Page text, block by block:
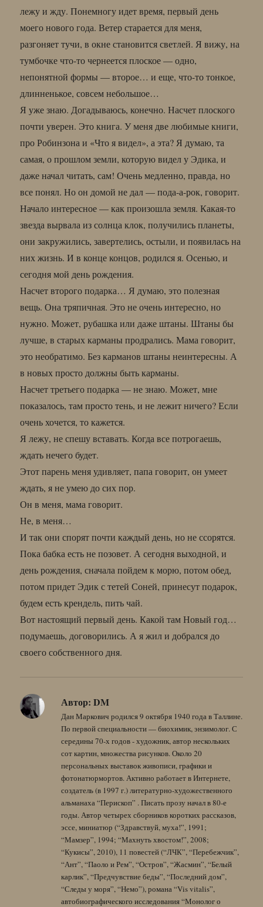
лежу и жду. Понемногу идет время, первый день
моего нового года. Ветер старается для меня,
разгоняет тучи, в окне становится светлей. Я вижу, на
тумбочке что-то чернеется плоское — одно,
непонятной формы — второе… и еще, что-то тонкое,
длинненькое, совсем небольшое…
Я уже знаю. Догадываюсь, конечно. Насчет плоского
почти уверен. Это книга. У меня две любимые книги,
про Робинзона и «Что я видел», а эта? Я думаю, та
самая, о прошлом земли, которую видел у Эдика, и
даже начал читать, сам! Очень медленно, правда, но
все понял. Но он домой не дал — пода-а-рок, говорит.
Начало интересное — как произошла земля. Какая-то
звезда вырвала из солнца клок, получились планеты,
они закружились, завертелись, остыли, и появилась на
них жизнь. И в конце концов, родился я. Осенью, и
сегодня мой день рождения.
Насчет второго подарка… Я думаю, это полезная
вещь. Она тряпичная. Это не очень интересно, но
нужно. Может, рубашка или даже штаны. Штаны бы
лучше, в старых карманы продрались. Мама говорит,
это необратимо. Без карманов штаны неинтересны. А
в новых просто должны быть карманы.
Насчет третьего подарка — не знаю. Может, мне
показалось, там просто тень, и не лежит ничего? Если
очень хочется, то кажется.
Я лежу, не спешу вставать. Когда все потрогаешь,
ждать нечего будет.
Этот парень меня удивляет, папа говорит, он умеет
ждать, я не умею до сих пор.
Он в меня, мама говорит.
Не, в меня…
И так они спорят почти каждый день, но не ссорятся.
Пока бабка есть не позовет. А сегодня выходной, и
день рождения, сначала пойдем к морю, потом обед,
потом придет Эдик с тетей Соней, принесут подарок,
будем есть крендель, пить чай.
Вот настоящий первый день. Какой там Новый год…
подумаешь, договорились. А я жил и добрался до
своего собственного дня.
Автор: DM
Дан Маркович родился 9 октября 1940 года в Таллине.
По первой специальности — биохимик, энзимолог. С
середины 70-х годов - художник, автор нескольких
сот картин, множества рисунков. Около 20
персональных выставок живописи, графики и
фотонатюрмортов. Активно работает в Интернете,
создатель (в 1997 г.) литературно-художественного
альманаха “Перископ” . Писать прозу начал в 80-е
годы. Автор четырех сборников коротких рассказов,
эссе, миниатюр (“Здравствуй, муха!”, 1991;
“Мамзер”, 1994; “Махнуть хвостом!”, 2008;
“Кукисы”, 2010), 11 повестей (“ЛЧК”, “Перебежчик”,
“Ант”, “Паоло и Рем”, “Остров”, “Жасмин”, “Белый
карлик”, “Предчувствие беды”, “Последний дом”,
“Следы у моря”, “Немо”), романа “Vis vitalis”,
автобиографического исследования “Монолог о